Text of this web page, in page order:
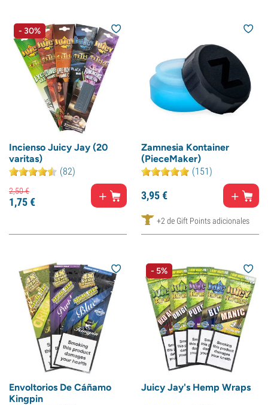
- 30%
Incienso Juicy Jay (20
varitas)
(82)
2,50€
1,75€
Zamnesia Kontainer
(PieceMaker)
(151)
3,95€
+2 de Gift Points adicionales
Envoltorios De Cáñamo
Kingpin
- 5%
Juicy Jay's Hemp Wraps